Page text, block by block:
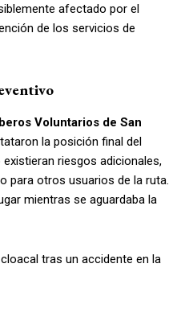
afectado por el
de los servicios de
Voluntarios de San
la posición final del
riesgos adicionales,
para otros usuarios de la ruta.
mientras se aguardaba la
tras un accidente en la